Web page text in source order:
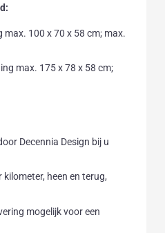
100 x 70 x 58 cm; max.
max. 175 x 78 x 58 cm;
Decennia Design bij u
heen en terug,
mogelijk voor een